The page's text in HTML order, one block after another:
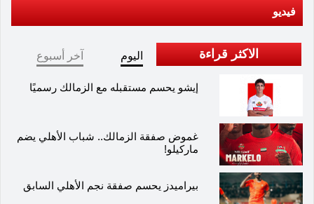
فيديو
الاكثر قراءة اليوم آخر أسبوع
إيشو يحسم مستقبله مع الزمالك رسميًا
غموض صفقة الزمالك.. شباب الأهلي يضم
ماركيلو!
بيراميدز يحسم صفقة نجم الأهلي السابق